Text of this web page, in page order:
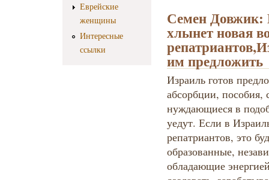
Еврейские
женщины
Интересные
ссылки
Семен Довжик:
хлынет новая
им предложить
Израиль готов
абсорбции,
нуждающиеся в
уедут. Если в
репатриантов, это
образованные,
обладающие